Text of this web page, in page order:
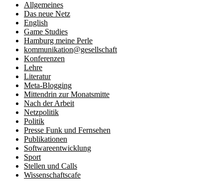
Allgemeines
Das neue Netz
English
Game Studies
Hamburg meine Perle
kommunikation@gesellschaft
Konferenzen
Lehre
Literatur
Meta-Blogging
Mittendrin zur Monatsmitte
Nach der Arbeit
Netzpolitik
Politik
Presse Funk und Fernsehen
Publikationen
Softwareentwicklung
Sport
Stellen und Calls
Wissenschaftscafe